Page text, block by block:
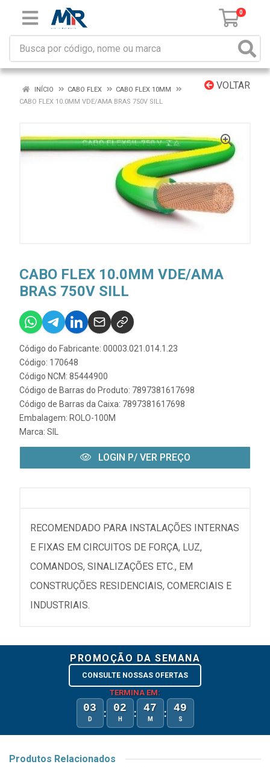
0
VOLTAR
INÍCIO CABO FLEX
CABO FLEX 10MM
CABO FLEX 10.0MM VDE/AMA BRAS 750V SILL
CABO FLEX 10.0MM VDE/AMA
BRAS 750V SILL
Código do Fabricante: 00003.021.014.1.23
Código: 170648
Código NCM: 85444900
Código de Barras do Produto: 7897381617698
Código de Barras da Caixa: 7897381617698
Embalagem: ROLO-100M
Marca: SIL
LOGIN P/ VER PREÇO
RECOMENDADO PARA INSTALAÇÕES INTERNAS
E FIXAS EM CIRCUITOS DE FORÇA, LUZ,
COMANDOS, SINALIZAÇÕES ETC., EM
CONSTRUÇÕES RESIDENCIAIS, COMERCIAIS E
INDUSTRIAIS.
PROMOÇÃO DA SEMANA
CONSULTE NOSSAS OFERTAS
TERMINA EM:
03
D : 02
H : 47
M : 49
S
Produtos Relacionados